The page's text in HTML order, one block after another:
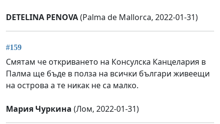
DETELINA PENOVA(Palma de Mallorca, 2022-01-31)
#159
Смятам че откриването на Консулска Канцелария в
Палма ще бъде в полза на всички българи живеещи
на острова а те никак не са малко.
Мария Чуркина (Лом, 2022-01-31)